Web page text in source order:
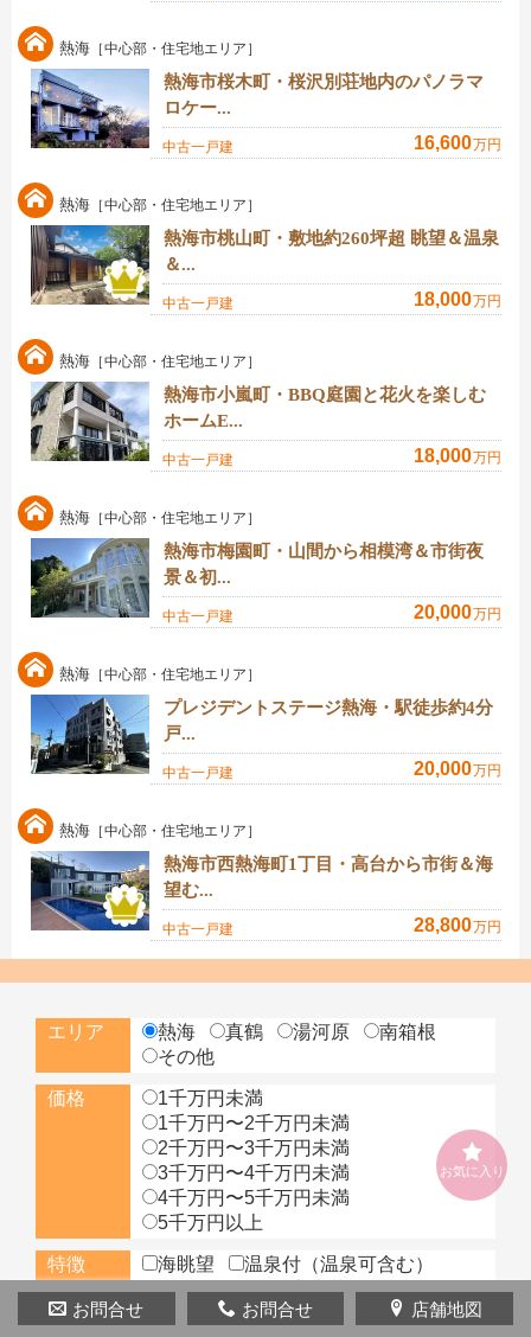
熱海 ［中心部・住宅地エリア］
熱海市桜木町・桜沢別荘地内のパノラマ
ロケー...
中古一戸建 16,600万円
熱海 ［中心部・住宅地エリア］
熱海市桃山町・敷地約260坪超 眺望＆温泉
＆...
中古一戸建 18,000万円
熱海 ［中心部・住宅地エリア］
熱海市小嵐町・BBQ庭園と花火を楽しむ
ホームE...
中古一戸建 18,000万円
熱海 ［中心部・住宅地エリア］
熱海市梅園町・山間から相模湾＆市街夜
景＆初...
中古一戸建 20,000万円
熱海 ［中心部・住宅地エリア］
プレジデントステージ熱海・駅徒歩約4分
戸...
中古一戸建 20,000万円
熱海 ［中心部・住宅地エリア］
熱海市西熱海町1丁目・高台から市街＆海
望む...
中古一戸建 28,800万円
エリア 熱海 真鶴 湯河原
南箱根
その他
価格
1千万円未満
1千万円〜2千万円未満
2千万円〜3千万円未満
3千万円〜4千万円未満
4千万円〜5千万円未満
5千万円以上
特徴 海眺望
温泉付（温泉可含む）
ガーデニング（家庭菜園）
陽当り良好
駅徒歩圏
生活便利
お気に入り
お問合せ お問合せ 店舗地図